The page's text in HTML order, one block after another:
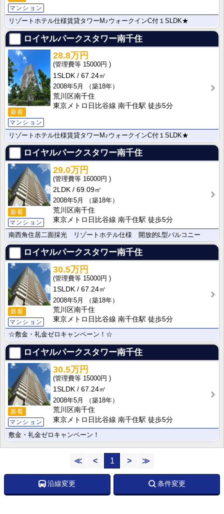
マンション
リゾートホテル仕様賃貸タワーM♪ウォークインC付１SLDK★
ロイヤルパークスタワー南千住
新着
マンション
28.8万円
15000円
1SLDK
67.24㎡
2008年5月
（築18年）
荒川区南千住
東京メトロ日比谷線 南千住駅 徒歩5分
リゾートホテル仕様賃貸タワーM♪ウォークインC付１SLDK★
ロイヤルパークスタワー南千住
新着
マンション
29.0万円
16000円
2LDK
69.09㎡
2008年5月
（築18年）
荒川区南千住
東京メトロ日比谷線 南千住駅 徒歩5分
南西角住居二面採光 リゾートホテル仕様 開放的L型バルコニー
ロイヤルパークスタワー南千住
新着
マンション
30.5万円
15000円
1SLDK
67.24㎡
2008年5月
（築18年）
荒川区南千住
東京メトロ日比谷線 南千住駅 徒歩5分
☆敷金・礼金ゼロキャンペーン！☆
ロイヤルパークスタワー南千住
新着
マンション
30.5万円
15000円
1SLDK
67.24㎡
2008年5月
（築18年）
荒川区南千住
東京メトロ日比谷線 南千住駅 徒歩5分
敷金・礼金ゼロキャンペーン！
≪ < 1 > ≫
沿線変更 条件変更